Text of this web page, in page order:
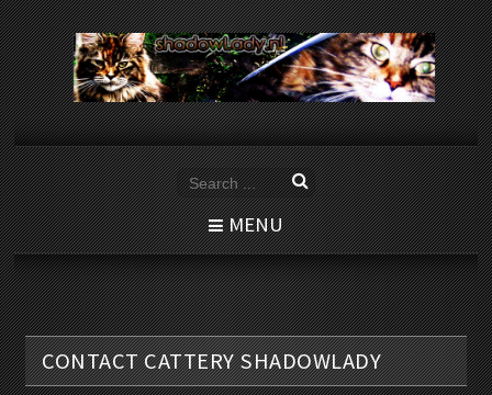
MENU
CONTACT CATTERY SHADOWLADY